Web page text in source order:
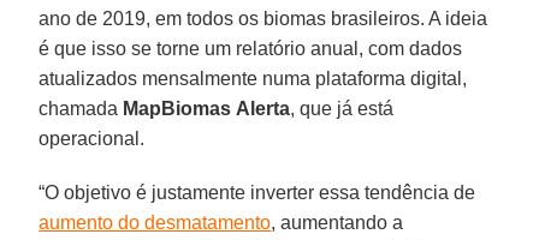
ano de 2019, em todos os biomas brasileiros. A ideia
é que isso se torne um relatório anual, com dados
atualizados mensalmente numa plataforma digital,
chamada MapBiomas Alerta, que já está
operacional.
“O objetivo é justamente inverter essa tendência de
aumento do desmatamento, aumentando a